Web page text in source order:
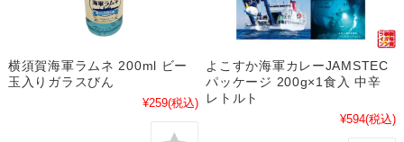
横須賀海軍ラムネ 200ml ビー
玉入りガラスびん
¥259(税込)
よこすか海軍カレーJAMSTEC
パッケージ 200g×1食入 中辛
レトルト
¥594(税込)